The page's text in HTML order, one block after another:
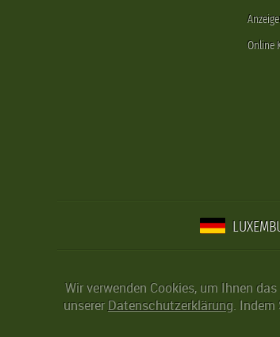
Online
Wir verwenden Cookies, um Ihnen
unserer Datenschutzerklärung. Indem